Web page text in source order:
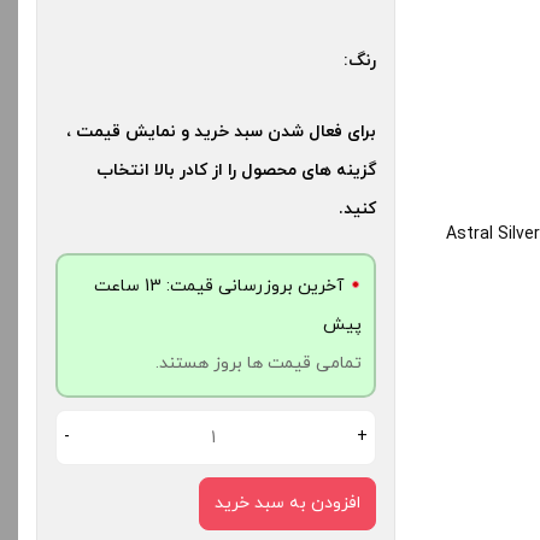
Astral
رنگ:
برای فعال شدن سبد خرید و نمایش قیمت ،
گزینه های محصول را از کادر بالا انتخاب
کنید.
آخرین بروزرسانی قیمت: 13 ساعت
پیش
تمامی قیمت ها بروز هستند.
- +
افزودن به سبد خرید